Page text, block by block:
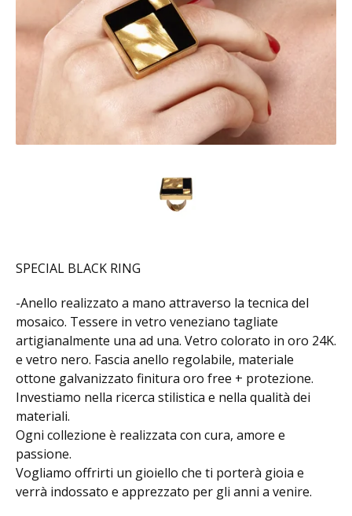
SPECIAL BLACK RING
-Anello realizzato a mano attraverso la tecnica del
mosaico. Tessere in vetro veneziano tagliate
artigianalmente una ad una. Vetro colorato in oro 24K.
e vetro nero. Fascia anello regolabile, materiale
ottone galvanizzato finitura oro free + protezione.
Investiamo nella ricerca stilistica e nella qualità dei
materiali.
Ogni collezione è realizzata con cura, amore e
passione.
Vogliamo offrirti un gioiello che ti porterà gioia e
verrà indossato e apprezzato per gli anni a venire.